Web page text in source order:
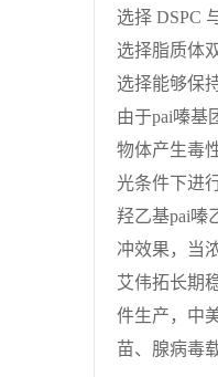
选择 DSPC
选择脂质体
选择能够保
由于pai嗪基
物体产生毒
光条件下进行
羟乙基pai嗪
冲效果，当
艾伟拓长期
件生产，中
苗、腺病毒